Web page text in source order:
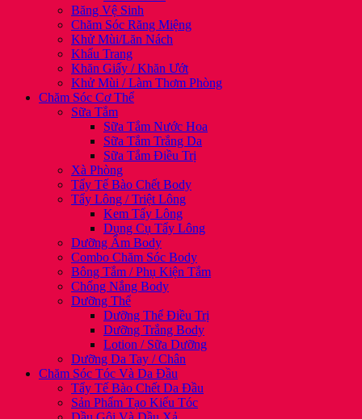
Băng Vệ Sinh
Chăm Sóc Răng Miệng
Khử Mùi/Lăn Nách
Khẩu Trang
Khăn Giấy / Khăn Ướt
Khử Mùi / Làm Thơm Phòng
Chăm Sóc Cơ Thể
Sữa Tắm
Sữa Tắm Nước Hoa
Sữa Tắm Trắng Da
Sữa Tắm Điều Trị
Xà Phòng
Tẩy Tế Bào Chết Body
Tẩy Lông / Triệt Lông
Kem Tẩy Lông
Dụng Cụ Tẩy Lông
Dưỡng Ẩm Body
Combo Chăm Sóc Body
Bông Tắm / Phụ Kiện Tắm
Chống Nắng Body
Dưỡng Thể
Dưỡng Thể Điều Trị
Dưỡng Trắng Body
Lotion / Sữa Dưỡng
Dưỡng Da Tay / Chân
Chăm Sóc Tóc Và Da Đầu
Tẩy Tế Bào Chết Da Đầu
Sản Phẩm Tạo Kiểu Tóc